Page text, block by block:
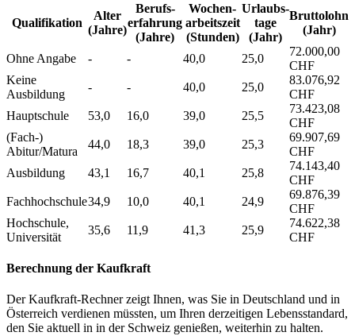
Qualifikation
Alter
(Jahre)
Berufs­
erfahrung
(Jahre)
Wochen­
arbeitszeit
(Stunden)
Urlaubs­
tage
(Jahr)
Bruttolohn
(Jahr)
Ohne Angabe - - 40,0 25,0
72.000,00
CHF
Keine
Ausbildung
- - 40,0 25,0
83.076,92
CHF
Hauptschule
53,0 16,0 39,0 25,5
73.423,08
CHF
(Fach-)
Abitur/Matura
44,0 18,3 39,0 25,3
69.907,69
CHF
Ausbildung
43,1 16,7 40,1 25,8
74.143,40
CHF
Fachhochschule34,9 10,0 40,1 24,9
69.876,39
CHF
Hochschule,
Universität
35,6 11,9 41,3 25,9
74.622,38
CHF
Berechnung der Kaufkraft
Der Kaufkraft-Rechner zeigt Ihnen, was Sie in Deutschland und in
Österreich verdienen müssten, um Ihren derzeitigen Lebensstandard,
den Sie aktuell in in der Schweiz genießen, weiterhin zu halten.